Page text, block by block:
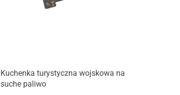
Kuchenka turystyczna wojskowa na
suche paliwo